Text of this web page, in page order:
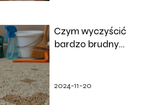
Czym wyczyścić
bardzo brudny
i porady
2024-11-20